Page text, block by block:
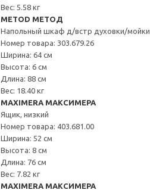
Вес: 5.58 кг
METOD МЕТОД
Напольный шкаф д/встр духовки/мойки
Номер товара: 303.679.26
Ширина: 64 см
Высота: 6 см
Длина: 88 см
Вес: 18.40 кг
MAXIMERA МАКСИМЕРА
Ящик, низкий
Номер товара: 403.681.00
Ширина: 52 см
Высота: 8 см
Длина: 76 см
Вес: 7.82 кг
MAXIMERA МАКСИМЕРА